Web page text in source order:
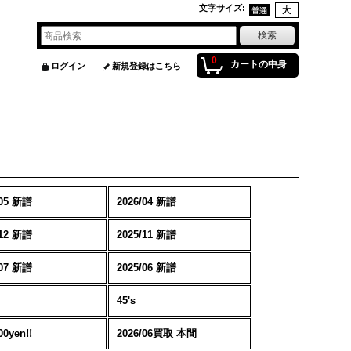
文字サイズ:
0 カートの中身
ログイン 新規登録はこちら
新譜 2026/04 新譜
新譜 2025/11 新譜
新譜 2025/06 新譜
45's
2026/06買取 本間